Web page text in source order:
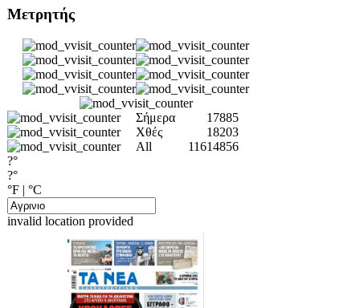
Μετρητής
Σήμερα
17885
Χθές
18203
All
11614856
?°
?°
°F | °C
invalid location provided